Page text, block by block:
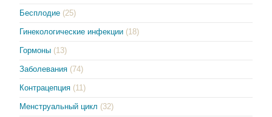
Бесплодие (25)
Гинекологические инфекции (18)
Гормоны (13)
Заболевания (74)
Контрацепция (11)
Менструальный цикл (32)